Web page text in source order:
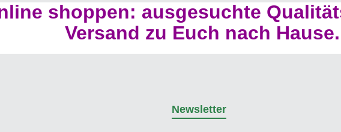
shoppen: ausgesuchte
Versand zu Euch nach Hause.
Newsletter